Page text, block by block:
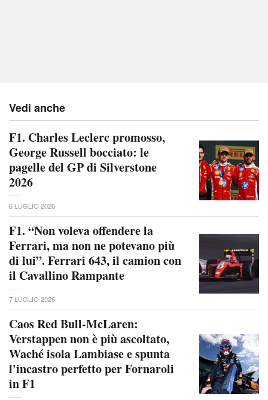
Vedi anche
F1. Charles Leclerc promosso,
George Russell bocciato: le
pagelle del GP di Silverstone
2026
6 LUGLIO 2026
F1. “Non voleva offendere la
Ferrari, ma non ne potevano più
di lui”. Ferrari 643, il camion con
il Cavallino Rampante
7 LUGLIO 2026
Caos Red Bull-McLaren:
Verstappen non è più ascoltato,
Waché isola Lambiase e spunta
l'incastro perfetto per Fornaroli
in F1